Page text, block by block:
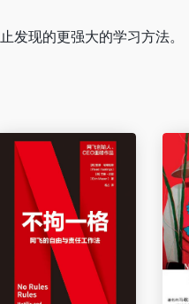
发现的更强大的学习方法。